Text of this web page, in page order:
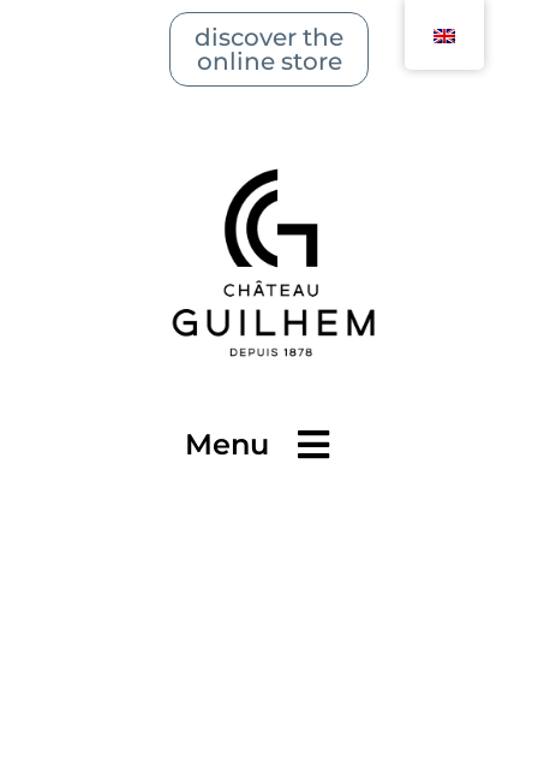
discover the
online store
Menu